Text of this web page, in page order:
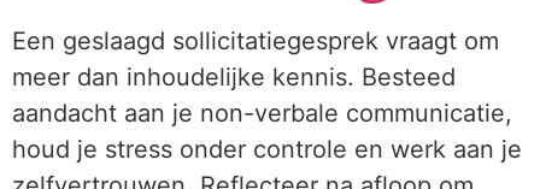
Een geslaagd sollicitatiegesprek vraagt om
meer dan inhoudelijke kennis. Besteed
aandacht aan je non-verbale communicatie,
houd je stress onder controle en werk aan je